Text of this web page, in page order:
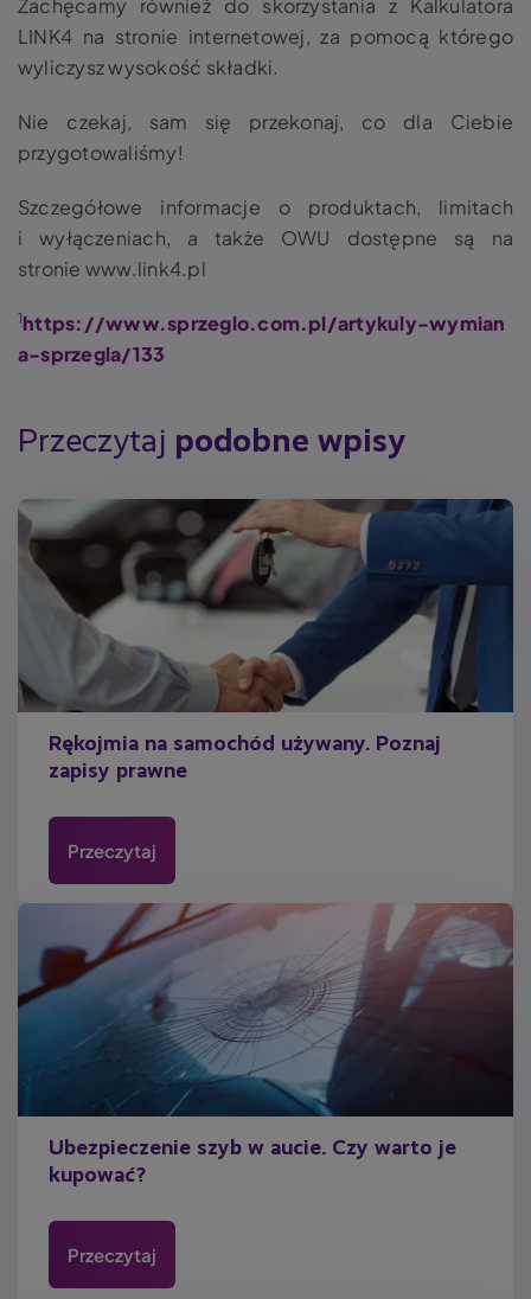
Zachęcamy również do skorzystania z Kalkulatora
LINK4 na stronie internetowej, za pomocą którego
wyliczysz wysokość składki.
Nie czekaj, sam się przekonaj, co dla Ciebie
przygotowaliśmy!
Szczegółowe informacje o produktach, limitach
i wyłączeniach, a także OWU dostępne są na
stronie www.link4.pl
1https://www.sprzeglo.com.pl/artykuly-wymian
a-sprzegla/133
Przeczytaj podobne wpisy
Rękojmia na samochód używany. Poznaj
zapisy prawne
Przeczytaj
Ubezpieczenie szyb w aucie. Czy warto je
kupować?
Przeczytaj